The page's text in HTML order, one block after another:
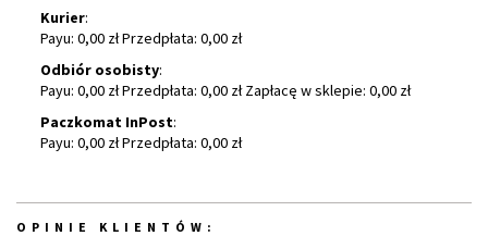
Kurier:
Payu: 0,00 zł Przedpłata: 0,00 zł
Odbiór osobisty:
Payu: 0,00 zł Przedpłata: 0,00 zł Zapłacę w sklepie: 0,00 zł
Paczkomat InPost:
Payu: 0,00 zł Przedpłata: 0,00 zł
OPINIE KLIENTÓW: